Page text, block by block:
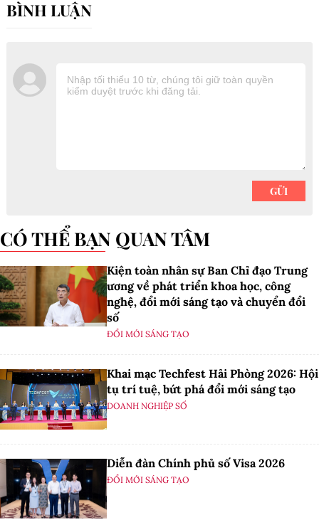
CÓ THỂ BẠN QUAN TÂM
Kiện toàn nhân sự Ban Chỉ đạo Trung
ương về phát triển khoa học, công
nghệ, đổi mới sáng tạo và chuyển đổi
số
ĐỔI MỚI SÁNG TẠO
Khai mạc Techfest Hải Phòng 2026: Hội
tụ trí tuệ, bứt phá đổi mới sáng tạo
DOANH NGHIỆP SỐ
Diễn đàn Chính phủ số Visa 2026
ĐỔI MỚI SÁNG TẠO